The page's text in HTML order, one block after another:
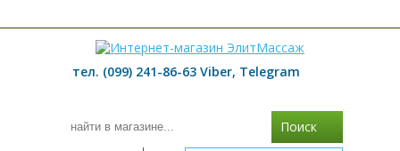
тел. (099) 241-86-63 Viber, Telegram
Поиск